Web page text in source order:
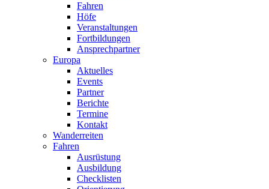
Fahren
Höfe
Veranstaltungen
Fortbildungen
Ansprechpartner
Europa
Aktuelles
Events
Partner
Berichte
Termine
Kontakt
Wanderreiten
Fahren
Ausrüstung
Ausbildung
Checklisten